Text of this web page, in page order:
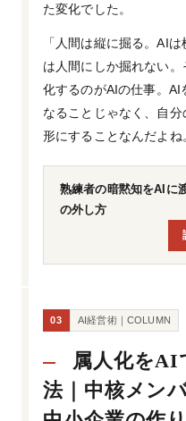
た変化でした。
「人間は縦に掘る。AI
は人間にしか掘れない
化するのがAIの仕事。AI
なることじゃなく、自分
形にすることなんだよね
熟練者の暗黙知をAIに
の外し方
03 AI経営術｜COLUMN
属人化をAI
法｜中核メン